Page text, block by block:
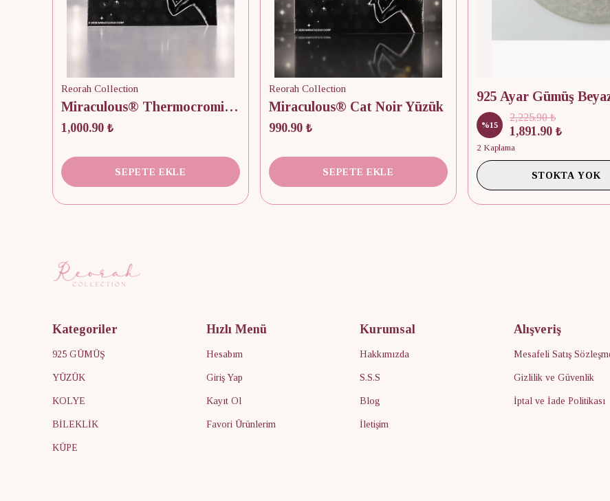
Reorah Collection
Miraculous® Thermocromic Color Changing Cat Noir Yüzük
1,000.90 ₺
SEPETE EKLE
Reorah Collection
Miraculous® Cat Noir Yüzük
990.90 ₺
SEPETE EKLE
%15
2,225.90 ₺
1,891.90 ₺
2 Kaplama
STOKTA YOK
Kategoriler
925 GÜMÜŞ
YÜZÜK
KOLYE
BİLEKLİK
KÜPE
Hızlı Menü
Hesabım
Giriş Yap
Kayıt Ol
Favori Ürünlerim
Kurumsal
Hakkımızda
S.S.S
Blog
İletişim
Alışveriş
Mesafeli Satış
Gizlilik ve Güvenlik
İptal ve İade Politikası